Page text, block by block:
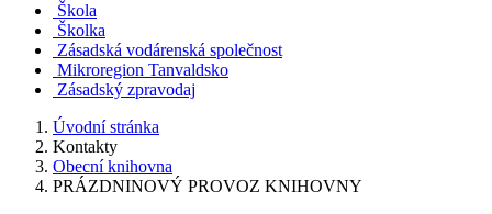
Škola
Školka
Zásadská vodárenská společnost
Mikroregion Tanvaldsko
Zásadský zpravodaj
Úvodní stránka
Kontakty
Obecní knihovna
PRÁZDNINOVÝ PROVOZ KNIHOVNY